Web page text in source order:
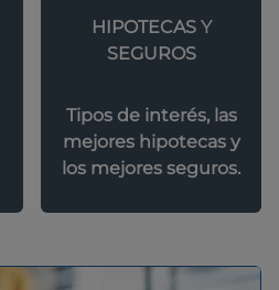
HIPOTECAS Y
SEGUROS
Tipos de interés, las
mejores hipotecas y
los mejores seguros.